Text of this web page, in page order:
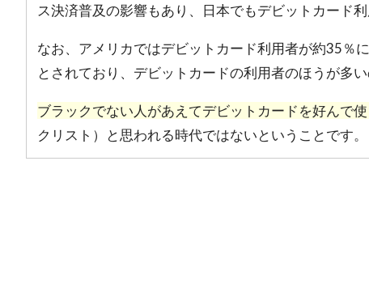
ス決済普及の影響もあり、日本でもデビットカード
なお、アメリカではデビットカード利用者が約35％
とされており、デビットカードの利用者のほうが多
ブラックでない人があえてデビットカードを好んで
クリスト）と思われる時代ではないということです。